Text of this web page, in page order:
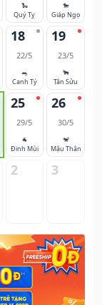
🐍
Quý Tỵ
🐎
Giáp Ngọ
18
22/5
🐀
Canh Tý
19
23/5
🐂
Tân Sửu
25
29/5
🐐
Đinh Mùi
26
30/5
🐒
Mậu Thân
2 3